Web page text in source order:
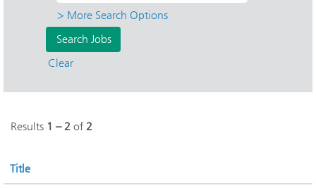
> More Search Options
Clear
Results 1 – 2 of 2
Title